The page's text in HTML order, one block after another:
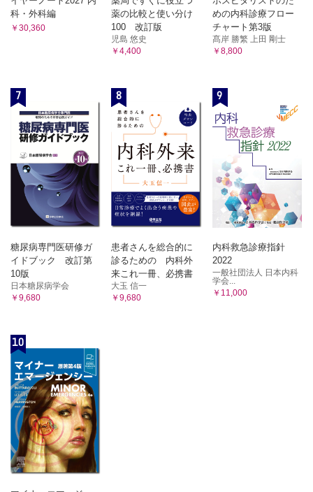
科・外科編
￥30,360
薬の比較と使い分け
100 改訂版
児島 悠史
￥4,400
めの内科診療フロー
チャート第3版
髙岸 勝繁 上田 剛士
￥8,800
7
糖尿病専門医研修ガ
イドブック 改訂第
10版
日本糖尿病学会
￥9,680
8
患者さんを総合的に
診るための 内科外
来これ一冊、必携書
大玉 信一
￥9,680
9
内科救急診療指針
2022
一般社団法人 日本内科
学会...
￥11,000
10